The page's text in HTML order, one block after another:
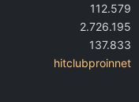
112.579
2.726.195
137.833
hitclubproinnet